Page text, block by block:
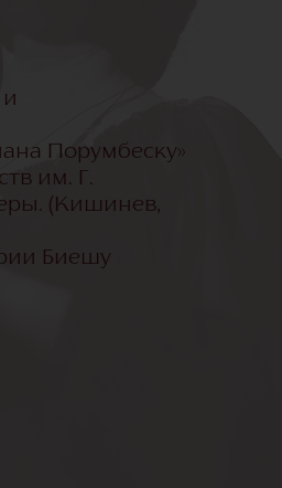
Порумбеску»
им. Г.
(Кишинев,
Биешу